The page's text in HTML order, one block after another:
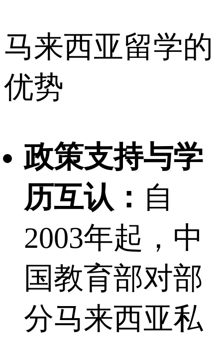
马来西亚留学的
优势
政策支持与学
历互认： 自
2003年起，中
国教育部对部
分马来西亚私